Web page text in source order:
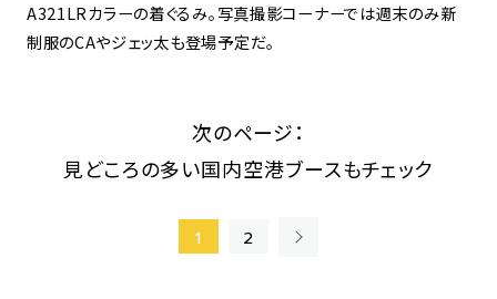
A321LRカラーの着ぐるみ。写真撮影コーナーでは週末のみ新
制服のCAやジェッ太も登場予定だ。
次のページ：
見どころの多い国内空港ブースもチェック
1 2